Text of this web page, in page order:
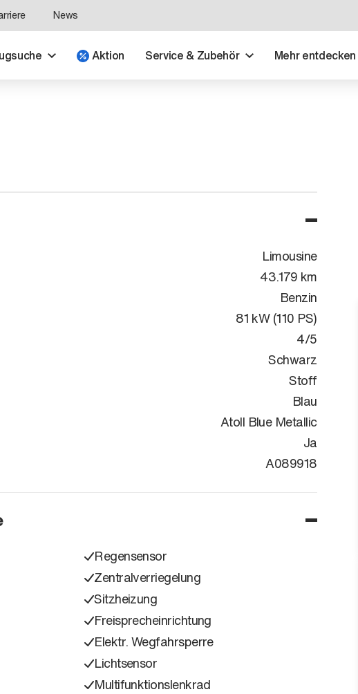
News
Aktion Service & Zubehör Mehr entdecken
Limousine
43.179 km
Benzin
81 kW (110 PS)
4/5
Schwarz
Stoff
Blau
Atoll Blue Metallic
Ja
WAUZZZGY9NA089918
Regensensor
Zentralverriegelung
Sitzheizung
Freisprecheinrichtung
Elektr. Wegfahrsperre
Lichtsensor
Multifunktionslenkrad